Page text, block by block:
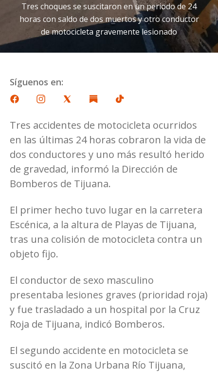
Tres choques se suscitaron en un periodo de 24
horas con saldo de dos muertos y otro conductor
de motocicleta gravemente lesionado
Síguenos en:
Tres accidentes de motocicleta ocurridos
en las últimas 24 horas cobraron la vida de
dos conductores y uno más resultó herido
de gravedad, informó la Dirección de
Bomberos de Tijuana.
El primer hecho tuvo lugar en la carretera
Escénica, a la altura de Playas de Tijuana,
tras una colisión de motocicleta contra un
objeto fijo.
El conductor de sexo masculino
presentaba lesiones graves (prioridad roja)
y fue trasladado a un hospital por la Cruz
Roja de Tijuana, indicó Bomberos.
El segundo accidente en motocicleta se
suscitó en la Zona Urbana Río Tijuana,